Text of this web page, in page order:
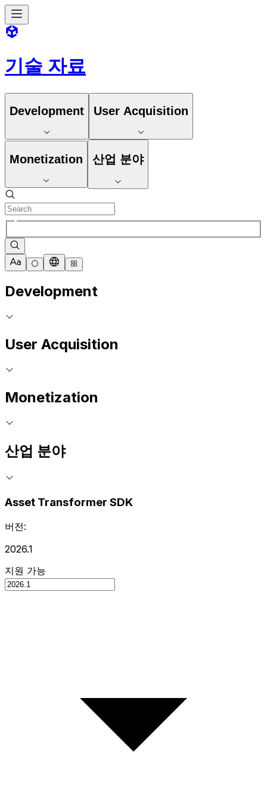
기술 자료
Development User Acquisition
Monetization 산업 분야
Development
User Acquisition
Monetization
산업 분야
Asset Transformer SDK
버전:
2026.1
지원 가능